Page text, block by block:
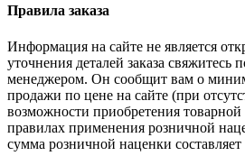
Правила заказа
Информация на сайте не является
уточнения деталей заказа свяжитесь
менеджером. Он сообщит вам о
продажи по цене на сайте (при
возможности приобретения
правилах применения розничной
сумма розничной наценки составляет